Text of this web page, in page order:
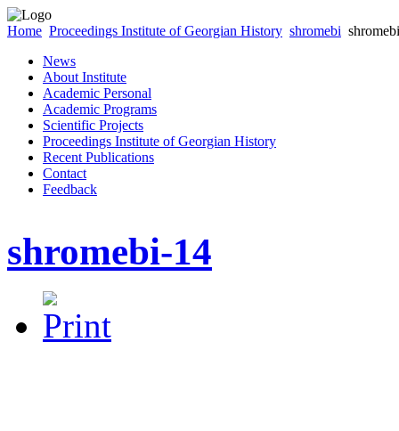
Home Proceedings Institute of Georgian History shromebi
News
About Institute
Academic Personal
Academic Programs
Scientific Projects
Proceedings Institute of Georgian History
Recent Publications
Contact
Feedback
shromebi-14